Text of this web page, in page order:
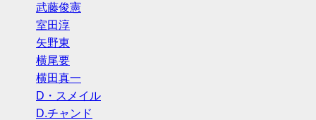
武藤俊憲
室田淳
矢野東
横尾要
横田真一
D・スメイル
D.チャンド